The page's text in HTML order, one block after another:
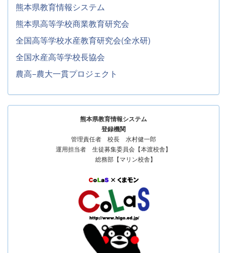
熊本県教育情報システム
熊本県高等学校商業教育研究会
全国高等学校水産教育研究会(全水研)
全国水産高等学校長協会
農高−農大一貫プロジェクト
熊本県教育情報システム
登録機関
管理責任者 校長 水村健一郎
運用担当者 生徒募集委員会【本渡校舎】
総務部【マリン校舎】